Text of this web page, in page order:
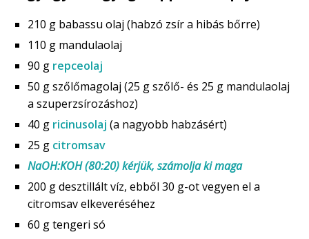
210 g babassu olaj (habzó zsír a hibás bőrre)
110 g mandulaolaj
90 g repceolaj
50 g szőlőmagolaj (25 g szőlő- és 25 g mandulaolaj
a szuperzsírozáshoz)
40 g ricinusolaj (a nagyobb habzásért)
25 g citromsav
NaOH:KOH (80:20) kérjük, számolja ki maga
200 g desztillált víz, ebből 30 g-ot vegyen el a
citromsav elkeveréséhez
60 g tengeri só